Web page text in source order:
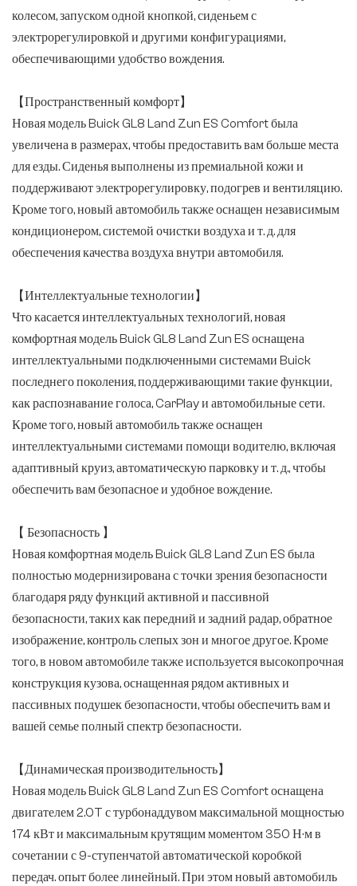
колесом, запуском одной кнопкой, сиденьем с
электрорегулировкой и другими конфигурациями,
обеспечивающими удобство вождения.
【Пространственный комфорт】
Новая модель Buick GL8 Land Zun ES Comfort была
увеличена в размерах, чтобы предоставить вам больше места
для езды. Сиденья выполнены из премиальной кожи и
поддерживают электрорегулировку, подогрев и вентиляцию.
Кроме того, новый автомобиль также оснащен независимым
кондиционером, системой очистки воздуха и т. д. для
обеспечения качества воздуха внутри автомобиля.
【Интеллектуальные технологии】
Что касается интеллектуальных технологий, новая
комфортная модель Buick GL8 Land Zun ES оснащена
интеллектуальными подключенными системами Buick
последнего поколения, поддерживающими такие функции,
как распознавание голоса, CarPlay и автомобильные сети.
Кроме того, новый автомобиль также оснащен
интеллектуальными системами помощи водителю, включая
адаптивный круиз, автоматическую парковку и т. д., чтобы
обеспечить вам безопасное и удобное вождение.
【 Безопасность 】
Новая комфортная модель Buick GL8 Land Zun ES была
полностью модернизирована с точки зрения безопасности
благодаря ряду функций активной и пассивной
безопасности, таких как передний и задний радар, обратное
изображение, контроль слепых зон и многое другое. Кроме
того, в новом автомобиле также используется высокопрочная
конструкция кузова, оснащенная рядом активных и
пассивных подушек безопасности, чтобы обеспечить вам и
вашей семье полный спектр безопасности.
【Динамическая производительность】
Новая модель Buick GL8 Land Zun ES Comfort оснащена
двигателем 2.0T с турбонаддувом максимальной мощностью
174 кВт и максимальным крутящим моментом 350 Н·м в
сочетании с 9-ступенчатой автоматической коробкой
передач. опыт более линейный. При этом новый автомобиль